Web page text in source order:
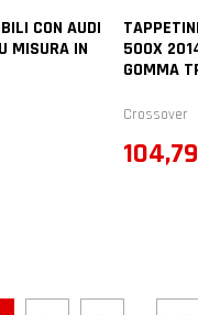
CON AUDI
MISURA IN
500X
GOMMA
Crossover
Prezzo